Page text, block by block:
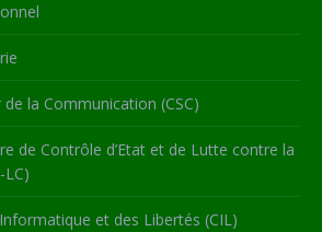
new
la Communication (CSC)
de Contrôle d’Etat et de Lutte contre la
LC)
et des Libertés (CIL)